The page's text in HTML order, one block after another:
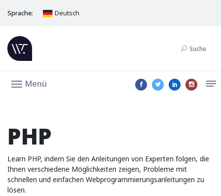
Sprache: Deutsch
Suche
Menü
PHP
Learn PHP, indem Sie den Anleitungen von Experten folgen, die
Ihnen verschiedene Möglichkeiten zeigen, Probleme mit
schnellen und einfachen Webprogrammierungsanleitungen zu
lösen.